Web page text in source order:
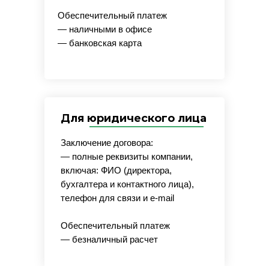
Для юридического лица
Обеспечительный платеж
— наличными в офисе
— банковская карта
Заключение договора:
— полные реквизиты компании,
включая: ФИО (директора,
бухгалтера и контактного лица),
телефон для связи и e-mail
Обеспечительный платеж
— безналичный расчет